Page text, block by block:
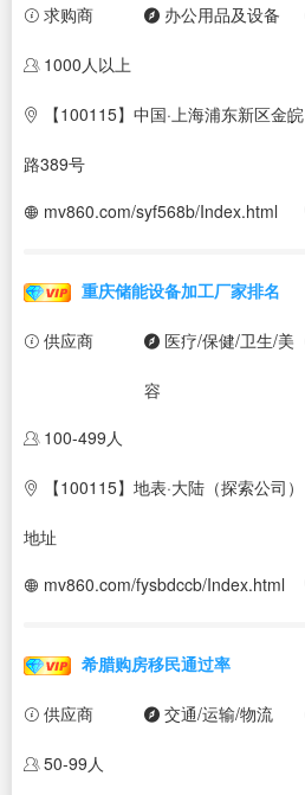
求购商 办公用品及设备
1000人以上
【100115】中国·上海浦东新区金皖
路389号
mv860.com/syf568b/Index.html
重庆储能设备加工厂家排名
供应商 医疗/保健/卫生/美
容
100-499人
【100115】地表·大陆（探索公司）
地址
mv860.com/fysbdccb/Index.html
希腊购房移民通过率
供应商 交通/运输/物流
50-99人